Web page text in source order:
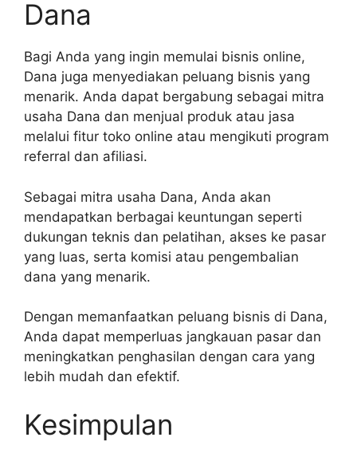
Dana
Bagi Anda yang ingin memulai bisnis online,
Dana juga menyediakan peluang bisnis yang
menarik. Anda dapat bergabung sebagai mitra
usaha Dana dan menjual produk atau jasa
melalui fitur toko online atau mengikuti program
referral dan afiliasi.
Sebagai mitra usaha Dana, Anda akan
mendapatkan berbagai keuntungan seperti
dukungan teknis dan pelatihan, akses ke pasar
yang luas, serta komisi atau pengembalian
dana yang menarik.
Dengan memanfaatkan peluang bisnis di Dana,
Anda dapat memperluas jangkauan pasar dan
meningkatkan penghasilan dengan cara yang
lebih mudah dan efektif.
Kesimpulan